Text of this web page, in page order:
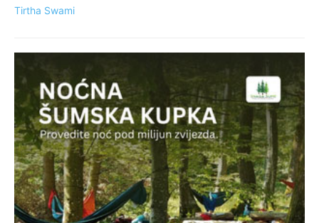
Tirtha Swami